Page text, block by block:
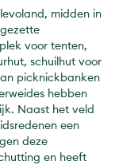
midden in
voor tenten,
schuilhut voor
picknickbanken
hebben
Naast het veld
een
deze
en heeft